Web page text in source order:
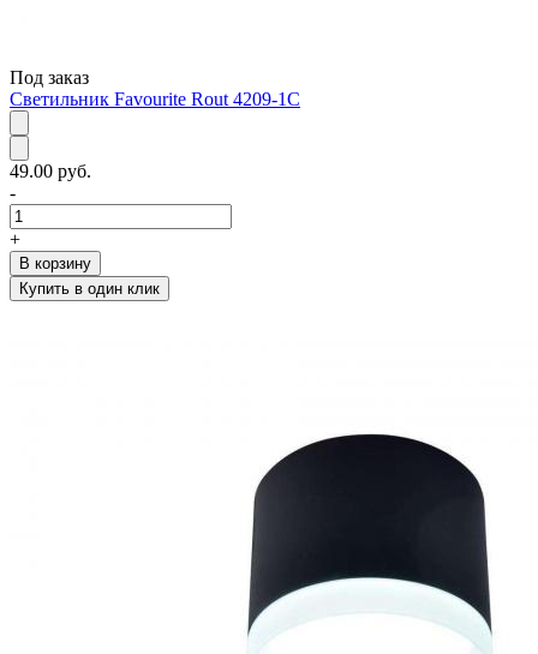
Под заказ
Светильник Favourite Rout 4209-1C
49.00 руб.
-
+
В корзину
Купить в один клик